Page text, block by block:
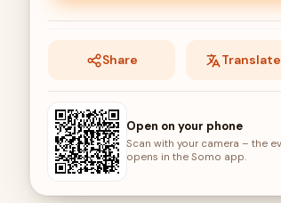
Share Translate
Open on your phone
Scan with your camera – the
opens in the Somo app.